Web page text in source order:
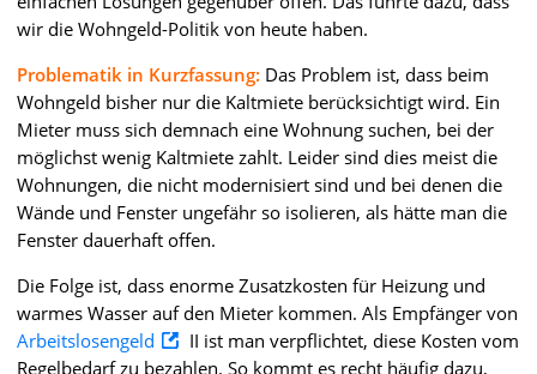
wir die Wohngeld-Politik von heute haben.
Problematik in Kurzfassung: Das Problem ist, dass beim
Wohngeld bisher nur die Kaltmiete berücksichtigt wird. Ein
Mieter muss sich demnach eine Wohnung suchen, bei der
möglichst wenig Kaltmiete zahlt. Leider sind dies meist die
Wohnungen, die nicht modernisiert sind und bei denen die
Wände und Fenster ungefähr so isolieren, als hätte man die
Fenster dauerhaft offen.
Die Folge ist, dass enorme Zusatzkosten für Heizung und
warmes Wasser auf den Mieter kommen. Als Empfänger von
Arbeitslosengeld
II ist man verpflichtet, diese Kosten vom
Regelbedarf zu bezahlen. So kommt es recht häufig dazu,